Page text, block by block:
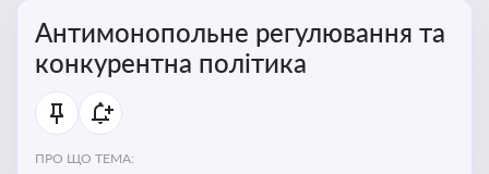
Антимонопольне регулювання та
конкурентна політика
ПРО ЩО ТЕМА: